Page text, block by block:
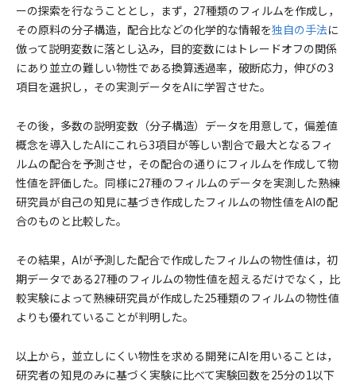
ーの探索を行なうこととし，まず，27種類のフィルムを作成し，
その原料の分子構造，配合比などの化学的な情報を独自の手法に
倣って説明変数に落とし込み，目的変数にはトレードオフの関係
にあり並立の難しい物性である換算透過率，破断応力，伸びの3
項目を選択し，その実測データをAIに学習させた。
その後，多数の説明変数（分子構造）データを用意して，偏差値
概念を導入したAIにこれら3項目が等しい割合で最大となるフィ
ルムの配合を予測させ，その配合の通りにフィルムを作成して物
性値を評価した。同様に27種のフィルムのデータを実測した熟練
研究員が自己の知見に基づき作成したフィルムの物性値をAIの配
合のものと比較した。
その結果，AIが予測した配合で作成したフィルムの物性値は，初
期データである27種のフィルムの物性値を超えるだけでなく，比
較実験によって熟練研究員が作成した25種類のフィルムの物性値
よりも優れていることが判明した。
以上から，並立しにくい物性を求める開発にAIを用いることは，
研究者の知見のみに基づく実験に比べて実験回数を25分の1以下